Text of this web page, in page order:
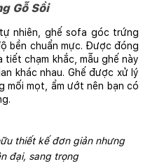
Gỗ Sồi
nhiên, ghế sofa góc trứng
bền chuẩn mực. Được đóng
chạm khắc, mẫu ghế này
khác nhau. Ghế được xử lý
mối mọt, ẩm ướt nên bạn có
thiết kế đơn giản nhưng
đại, sang trọng